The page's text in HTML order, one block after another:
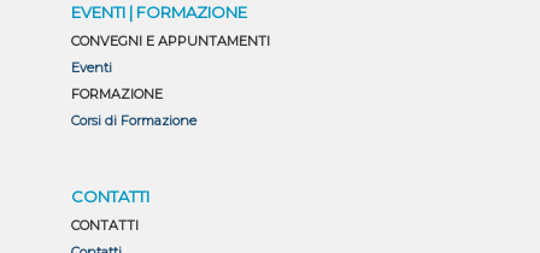
EVENTI | FORMAZIONE
CONVEGNI E APPUNTAMENTI
Eventi
FORMAZIONE
Corsi di Formazione
CONTATTI
CONTATTI